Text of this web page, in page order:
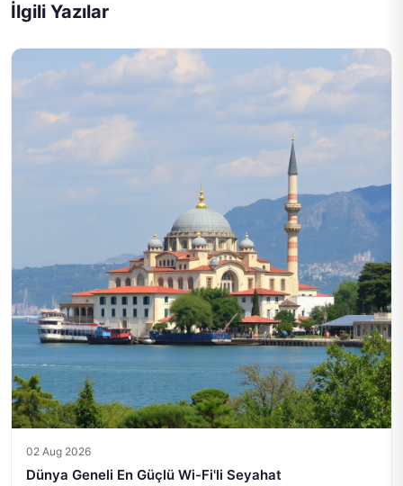
İlgili Yazılar
02 Aug 2026
Dünya Geneli En Güçlü Wi-Fi'li Seyahat